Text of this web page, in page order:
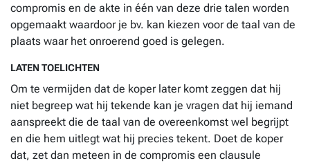
compromis en de akte in één van deze drie talen worden
opgemaakt waardoor je bv. kan kiezen voor de taal van de
plaats waar het onroerend goed is gelegen.
LATEN TOELICHTEN
Om te vermijden dat de koper later komt zeggen dat hij
niet begreep wat hij tekende kan je vragen dat hij iemand
aanspreekt die de taal van de overeenkomst wel begrijpt
en die hem uitlegt wat hij precies tekent. Doet de koper
dat, zet dan meteen in de compromis een clausule